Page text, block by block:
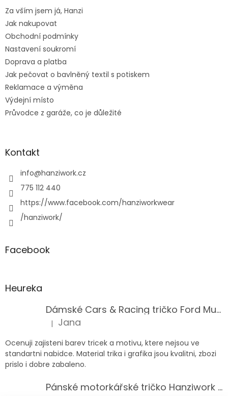
Za vším jsem já, Hanzi
Jak nakupovat
Obchodní podmínky
Nastavení soukromí
Doprava a platba
Jak pečovat o bavlněný textil s potiskem
Reklamace a výměna
Výdejní místo
Průvodce z garáže, co je důležité
Kontakt
info@hanziwork.cz
775 112 440
https://www.facebook.com/hanziworkwear
/hanziwork/
Facebook
Heureka
Dámské Cars & Racing tričko Ford Mustang 5. generace
Hodnocení produktu je 5 z 5 hvězdiček.
| Jana
Ocenuji zajisteni barev tricek a motivu, ktere nejsou ve
standartni nabidce. Material trika i grafika jsou kvalitni, zbozi
prislo i dobre zabaleno.
Pánské motorkářské tričko Hanziwork Custom Bobber